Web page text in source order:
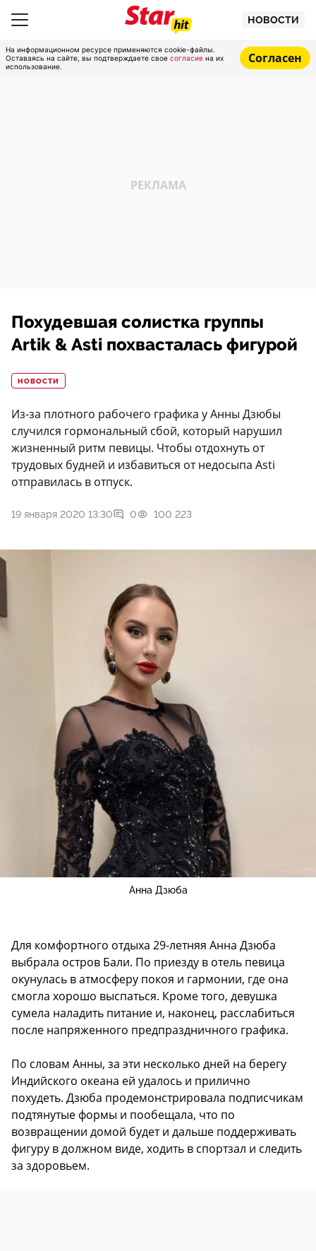
НОВОСТИ
На информационном ресурсе применяются cookie-файлы.
Оставаясь на сайте, вы подтверждаете свое согласие на их
использование.
Согласен
Похудевшая солистка группы
Artik & Asti похвасталась фигурой
НОВОСТИ
Из-за плотного рабочего графика у Анны Дзюбы
случился гормональный сбой, который нарушил
жизненный ритм певицы. Чтобы отдохнуть от
трудовых будней и избавиться от недосыпа Asti
отправилась в отпуск.
19 января 2020 13:30 0 100 223
Анна Дзюба
Для комфортного отдыха 29-летняя Анна Дзюба
выбрала остров Бали. По приезду в отель певица
окунулась в атмосферу покоя и гармонии, где она
смогла хорошо выспаться. Кроме того, девушка
сумела наладить питание и, наконец, расслабиться
после напряженного предпраздничного графика.
По словам Анны, за эти несколько дней на берегу
Индийского океана ей удалось и прилично
похудеть. Дзюба продемонстрировала подписчикам
подтянутые формы и пообещала, что по
возвращении домой будет и дальше поддерживать
фигуру в должном виде, ходить в спортзал и следить
за здоровьем.